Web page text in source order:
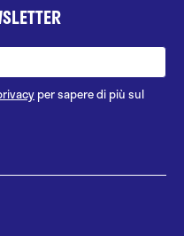
per sapere di più sul